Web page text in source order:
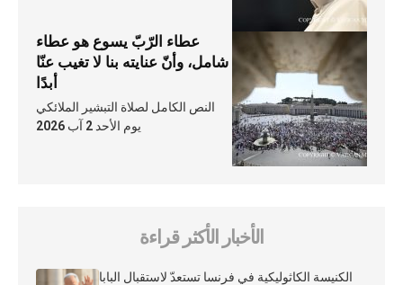
عطاء الرّبّ يسوع هو عطاء
شامل، وأنّ عنايته بنا لا تغيب عنّا
أبدًا
النص الكامل لصلاة التبشير الملائكي
يوم الأحد 2 آب 2026
الأخبار الأكثر قراءة
الكنيسة الكاثوليكية في فرنسا تستعدّ لاستقبال البابا